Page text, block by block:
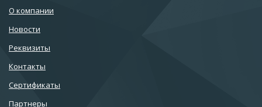
О компании
Новости
Реквизиты
Контакты
Сертификаты
Партнеры